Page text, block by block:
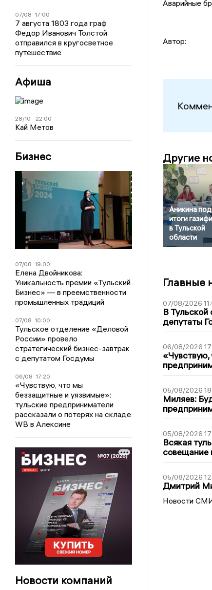
07/08 17:00
7 августа 1803 года граф
Федор Иванович Толстой
отправился в кругосветное
путешествие
Афиша
28/10 22:00
Кай Метов
Бизнес
07/08 19:00
Елена Двойникова:
Уникальность премии «Тульский
Бизнес» — в преемственности
промышленных традиций
07/08 10:00
Тульское отделение «Деловой
России» провело
стратегический бизнес-завтрак
с депутатом Госдумы
06/08 17:20
«Чувствую, что мы
беззащитные и уязвимые»:
тульские предприниматели
рассказали о потерях на складе
WB в Алексине
Новости компаний
Аварийные
Автор:
Другие
Аникина
итоги
в Тульской
области
Главные
07/08/2026
В Тульской
депутаты
06/08/2026
05/08/2026
Миляев:
05/08/2026
Всякая
совещание
05/08/2026
Дмитрий
Новости